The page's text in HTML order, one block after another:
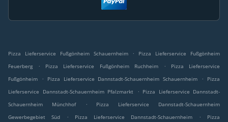
Pizza Lieferservice Fußgönheim Schauernheim .
Pizza Lieferservice Fußgönheim
Feuerberg
. Pizza Lieferservice Fußgönheim Ruchheim .
Pizza Lieferservice
Fußgönheim
. Pizza Lieferservice Dannstadt-Schauernheim Schauernheim .
Pizza
Lieferservice Dannstadt-Schauernheim Pfalzmarkt
. Pizza Lieferservice Dannstadt-
Schauernheim Münchhof
.
Pizza Lieferservice Dannstadt-Schauernheim
Gewerbegebiet Süd
. Pizza Lieferservice Dannstadt-Schauernheim .
Pizza